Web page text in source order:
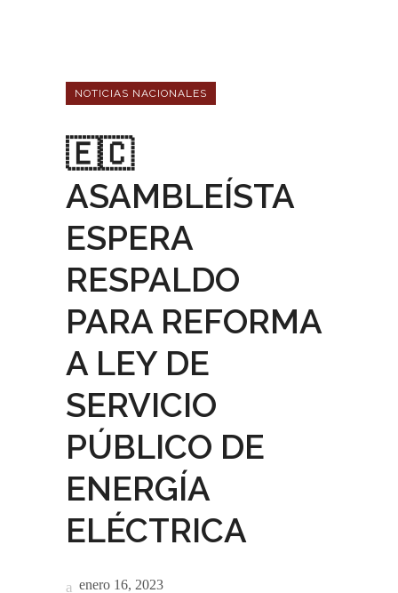
NOTICIAS NACIONALES
🇪🇨
ASAMBLEÍSTA
ESPERA
RESPALDO
PARA REFORMA
A LEY DE
SERVICIO
PÚBLICO DE
ENERGÍA
ELÉCTRICA
enero 16, 2023